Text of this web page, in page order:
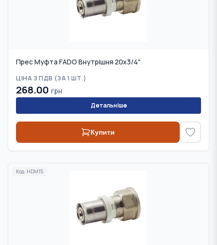
Прес Муфта FADO Внутрішня 20х3/4"
ЦІНА З ПДВ (ЗА 1 ШТ.)
268.00 грн
Детальніше
Купити
Код: HDM15